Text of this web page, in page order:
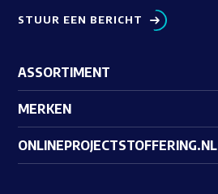
STUUR EEN BERICHT
ASSORTIMENT
MERKEN
ONLINEPROJECTSTOFFERING.NL